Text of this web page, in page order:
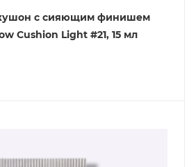
с сияющим финишем
Cushion Light #21, 15 мл